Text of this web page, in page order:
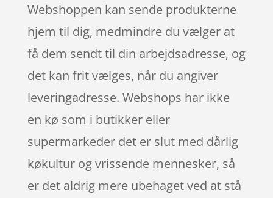
Webshoppen kan sende produkterne
hjem til dig, medmindre du vælger at
få dem sendt til din arbejdsadresse, og
det kan frit vælges, når du angiver
leveringadresse. Webshops har ikke
en kø som i butikker eller
supermarkeder det er slut med dårlig
køkultur og vrissende mennesker, så
er det aldrig mere ubehaget ved at stå